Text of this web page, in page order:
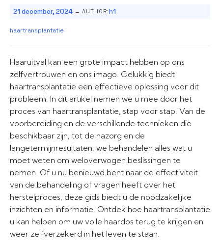
21 december, 2024 - AUTHOR:h1
haartransplantatie
Haaruitval kan een grote impact hebben op ons
zelfvertrouwen en ons imago. Gelukkig biedt
haartransplantatie een effectieve oplossing voor dit
probleem. In dit artikel nemen we u mee door het
proces van haartransplantatie, stap voor stap. Van de
voorbereiding en de verschillende technieken die
beschikbaar zijn, tot de nazorg en de
langetermijnresultaten, we behandelen alles wat u
moet weten om weloverwogen beslissingen te
nemen. Of u nu benieuwd bent naar de effectiviteit
van de behandeling of vragen heeft over het
herstelproces, deze gids biedt u de noodzakelijke
inzichten en informatie. Ontdek hoe haartransplantatie
u kan helpen om uw volle haardos terug te krijgen en
weer zelfverzekerd in het leven te staan.